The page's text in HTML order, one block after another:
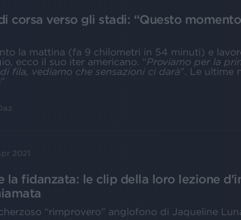
corsa verso gli stadi: “Questo
la mattina (fa 9 chilometri in 54 minuti) e
ecco il suo iter americano. “Proviamo per la
fila, vediamo che sensazioni ci darà”. Le ultime
2021
la fidanzata: le clip della loro lezione
“rimprovero” anglofono di Jaqueline